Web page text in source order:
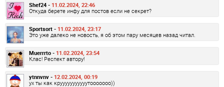
Shef24 - 11.02.2024, 22:46
Откуда берете инфу для постов если не секрет?
Sportsort - 11.02.2024, 23:17
Это уже далеко не новость, я об этом пару месяцев назад читал.
Muerrrto - 11.02.2024, 23:54
Клас! Респект автору!
ytnnvnv - 12.02.2024, 00:19
ух ты как крууууууууууутооооооо))